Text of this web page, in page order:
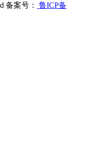
备案号：
鲁ICP备